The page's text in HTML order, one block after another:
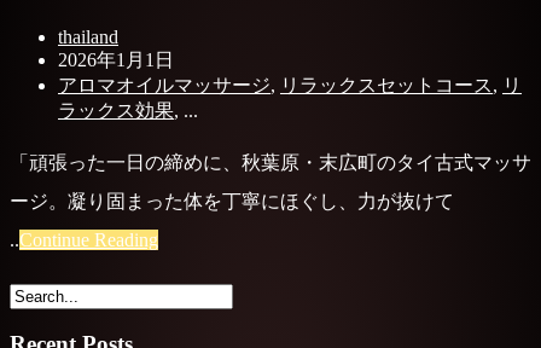
thailand
2026年1月1日
アロマオイルマッサージ, リラックスセットコース, リ
ラックス効果, ...
「頑張った一日の締めに、秋葉原・末広町のタイ古式マッサ
ージ。凝り固まった体を丁寧にほぐし、力が抜けて
..Continue Reading